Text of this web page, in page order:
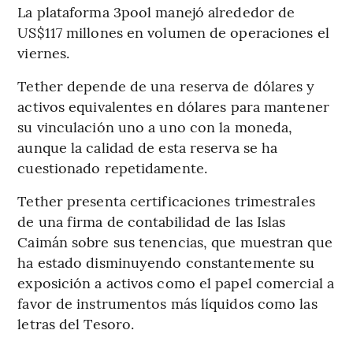
La plataforma 3pool manejó alrededor de
US$117 millones en volumen de operaciones el
viernes.
Tether depende de una reserva de dólares y
activos equivalentes en dólares para mantener
su vinculación uno a uno con la moneda,
aunque la calidad de esta reserva se ha
cuestionado repetidamente.
Tether presenta certificaciones trimestrales
de una firma de contabilidad de las Islas
Caimán sobre sus tenencias, que muestran que
ha estado disminuyendo constantemente su
exposición a activos como el papel comercial a
favor de instrumentos más líquidos como las
letras del Tesoro.